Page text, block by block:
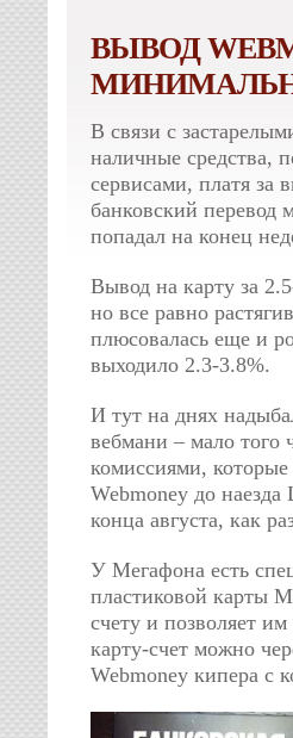
ВЫВОД
В связи с
наличные средства,
сервисами, платя за
банковский перевод
попадал на конец
Вывод на карту за
но все равно
плюсовалась еще и
выходило 2.3-3.8%.
И тут на днях
вебмани – мало
комиссиями,
Webmoney до
конца августа, как
У Мегафона есть
пластиковой карты
счету и позволяет
карту-счет можно
Webmoney кипера с